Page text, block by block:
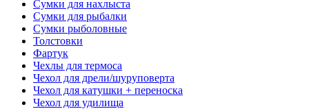
Сумки для нахлыста
Сумки для рыбалки
Сумки рыболовные
Толстовки
Фартук
Чехлы для термоса
Чехол для дрели/шуруповерта
Чехол для катушки + переноска
Чехол для удилища